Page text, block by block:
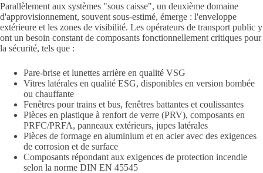
Parallèlement aux systèmes "sous caisse", un deuxième domaine
d'approvisionnement, souvent sous-estimé, émerge : l'enveloppe
extérieure et les zones de visibilité. Les opérateurs de transport public y
ont un besoin constant de composants fonctionnellement critiques pour
la sécurité, tels que :
Pare-brise et lunettes arrière en qualité VSG
Vitres latérales en qualité ESG, disponibles en version bombée
ou chauffante
Fenêtres pour trains et bus, fenêtres battantes et coulissantes
Pièces en plastique à renfort de verre (PRV), composants en
PRFC/PRFA, panneaux extérieurs, jupes latérales
Pièces de formage en aluminium et en acier avec des exigences
de corrosion et de surface
Composants répondant aux exigences de protection incendie
selon la norme DIN EN 45545